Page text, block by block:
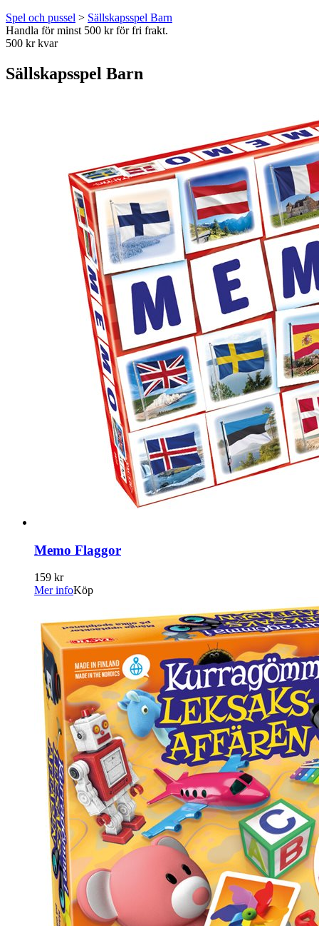
Spel och pussel > Sällskapsspel Barn
Handla för minst 500 kr för fri frakt.
500 kr kvar
Sällskapsspel Barn
Memo Flaggor
159 kr
Mer infoKöp